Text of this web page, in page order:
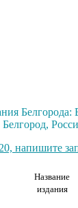
напишите
Название
издания